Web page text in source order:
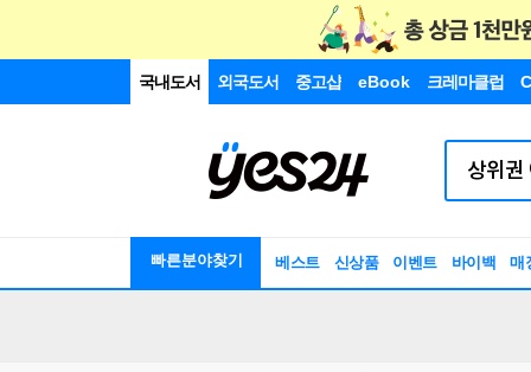
국내도서 외국도서 중고샵 eBook 크레마클럽
빠른분야찾기 베스트 신상품 이벤트 바이백 매